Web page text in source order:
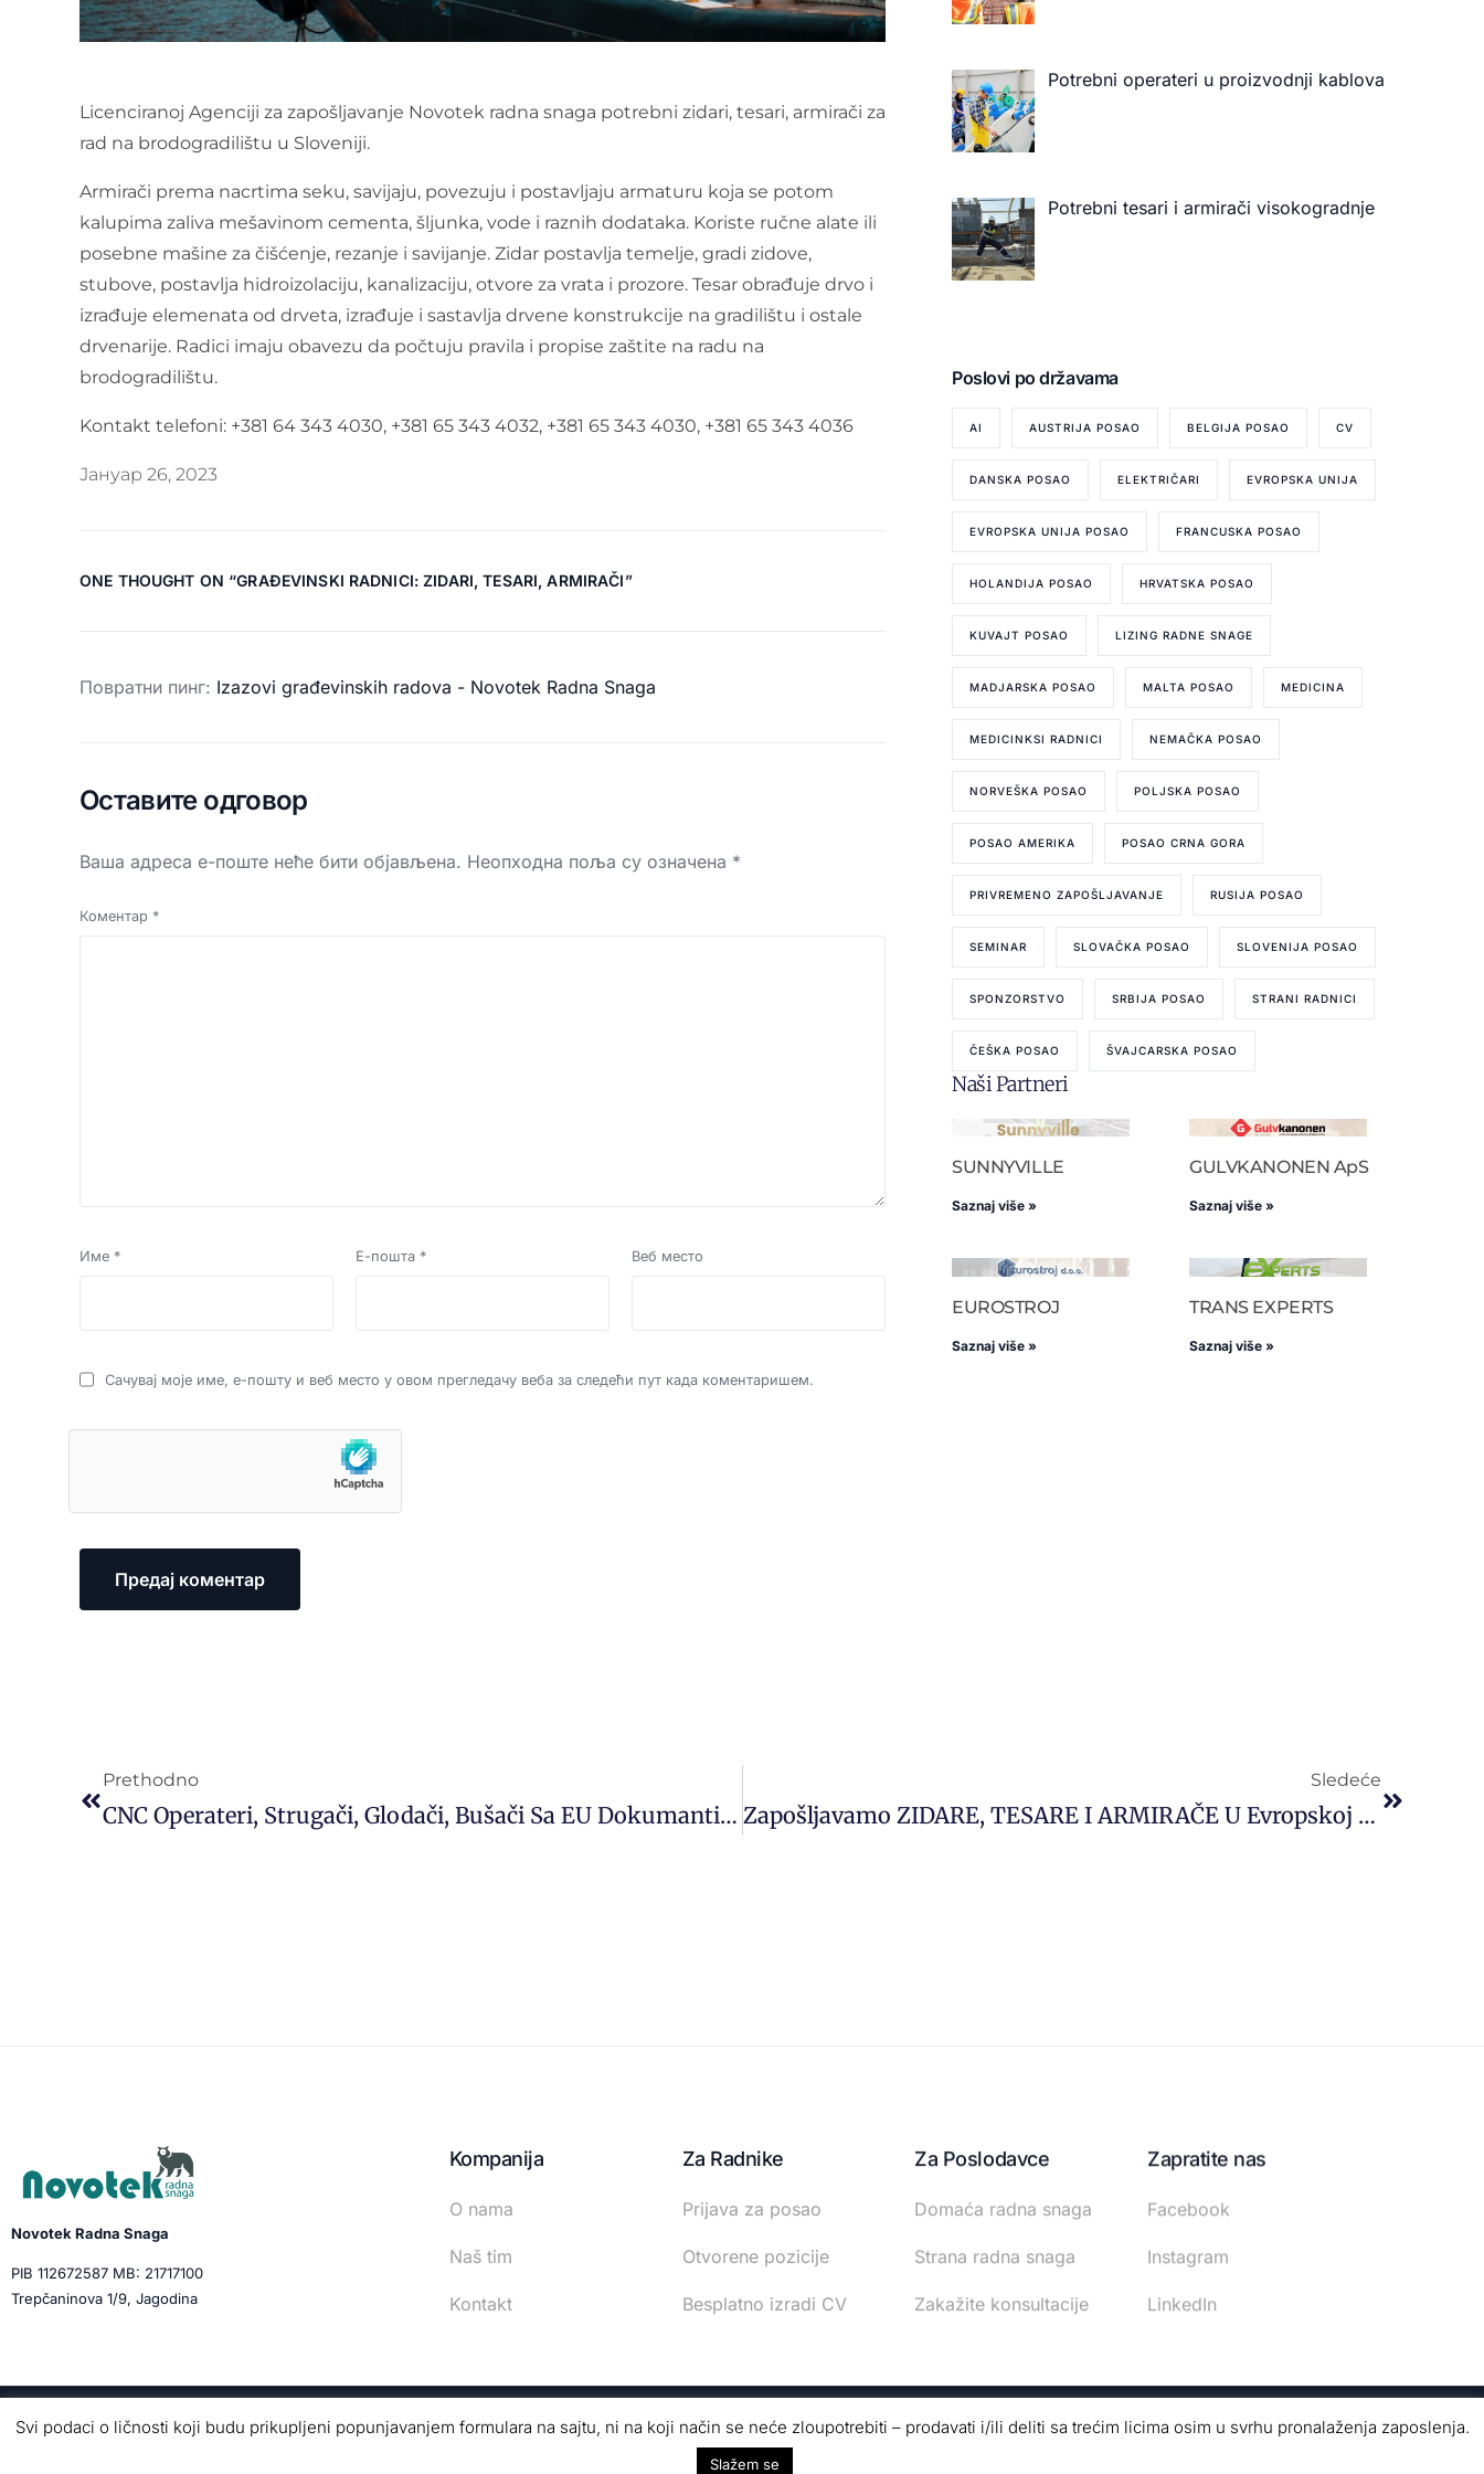
Licenciranoj Agenciji za zapošljavanje Novotek radna snaga potrebni zidari, tesari, armirači za
rad na brodogradilištu u Sloveniji.
Armirači prema nacrtima seku, savijaju, povezuju i postavljaju armaturu koja se potom
kalupima zaliva mešavinom cementa, šljunka, vode i raznih dodataka. Koriste ručne alate ili
posebne mašine za čišćenje, rezanje i savijanje. Zidar postavlja temelje, gradi zidove,
stubove, postavlja hidroizolaciju, kanalizaciju, otvore za vrata i prozore. Tesar obrađuje drvo i
izrađuje elemenata od drveta, izrađuje i sastavlja drvene konstrukcije na gradilištu i ostale
drvenarije. Radici imaju obavezu da počtuju pravila i propise zaštite na radu na
brodogradilištu.
Kontakt telefoni: +381 64 343 4030, +381 65 343 4032, +381 65 343 4030, +381 65 343 4036
Јануар 26, 2023
ONE THOUGHT ON “GRAĐEVINSKI RADNICI: ZIDARI, TESARI, ARMIRAČI”
Повратни пинг: Izazovi građevinskih radova - Novotek Radna Snaga
Оставите одговор
Ваша адреса е-поште неће бити објављена. Неопходна поља су означена *
Коментар *
Име * Е-пошта * Веб место
Сачувај моје име, е-пошту и веб место у овом прегледачу веба за следећи пут када коментаришем.
Potrebni operateri u proizvodnji kablova
Potrebni tesari i armirači visokogradnje
Poslovi po državama
AI AUSTRIJA POSAO BELGIJA POSAO CV
DANSKA POSAO ELEKTRIČARI EVROPSKA UNIJA
EVROPSKA UNIJA POSAO FRANCUSKA POSAO
HOLANDIJA POSAO HRVATSKA POSAO
KUVAJT POSAO LIZING RADNE SNAGE
MADJARSKA POSAO MALTA POSAO MEDICINA
MEDICINKSI RADNICI NEMAČKA POSAO
NORVEŠKA POSAO POLJSKA POSAO
POSAO AMERIKA POSAO CRNA GORA
PRIVREMENO ZAPOŠLJAVANJE RUSIJA POSAO
SEMINAR SLOVAČKA POSAO SLOVENIJA POSAO
SPONZORSTVO SRBIJA POSAO STRANI RADNICI
ČEŠKA POSAO ŠVAJCARSKA POSAO
Naši Partneri
SUNNYVILLE
Saznaj više »
GULVKANONEN ApS
Saznaj više »
EUROSTROJ
Saznaj više »
TRANS EXPERTS
Saznaj više »
Prethodno
CNC Operateri, Strugači, Glodači, Bušači Sa EU Dokumantima
Sledeće
Zapošljavamo ZIDARE, TESARE I ARMIRAČE U Evropskoj Uniji
Novotek Radna Snaga
PIB 112672587 MB: 21717100
Trepčaninova 1/9, Jagodina
Kompanija
O nama
Naš tim
Kontakt
Za Radnike
Prijava za posao
Otvorene pozicije
Besplatno izradi CV
Za Poslodavce
Domaća radna snaga
Strana radna snaga
Zakažite konsultacije
Zapratite nas
Facebook
Instagram
LinkedIn
© 2026 · Novotek Manpower · Dizajn & Izrada Qoncept Studio · SEO Optimizacija Neparno10
Svi podaci o ličnosti koji budu prikupljeni popunjavanjem formulara na sajtu, ni na koji način se neće zloupotrebiti – prodavati i/ili deliti sa trećim licima osim u svrhu pronalaženja zaposlenja.
Slažem se